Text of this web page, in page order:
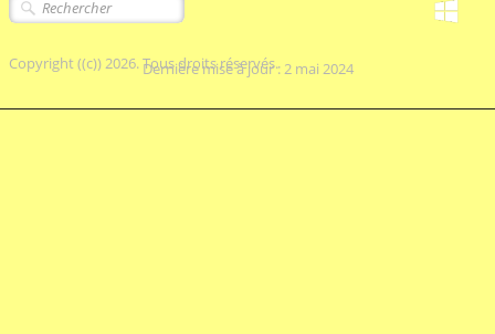
Dernière mise à jour : 2 mai 2024
Copyright ((c)) 2026. Tous droits réservés.